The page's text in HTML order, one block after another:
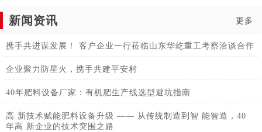
新闻资讯 更多
携手共进谋发展！ 客户企业一行莅临山东华屹重工考察洽谈合作
企业聚力防星火，携手共建平安村
40年肥料设备厂家：有机肥生产线选型避坑指南
高 新技术赋能肥料设备升级 —— 从传统制造到智 能智造，40
年高 新企业的技术突围之路